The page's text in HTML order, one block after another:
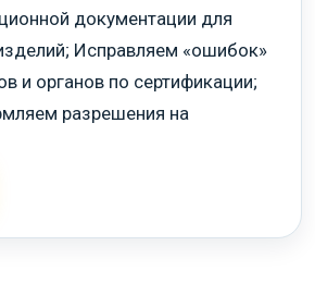
документации для
Исправляем «ошибок»
и органов по сертификации;
разрешения на